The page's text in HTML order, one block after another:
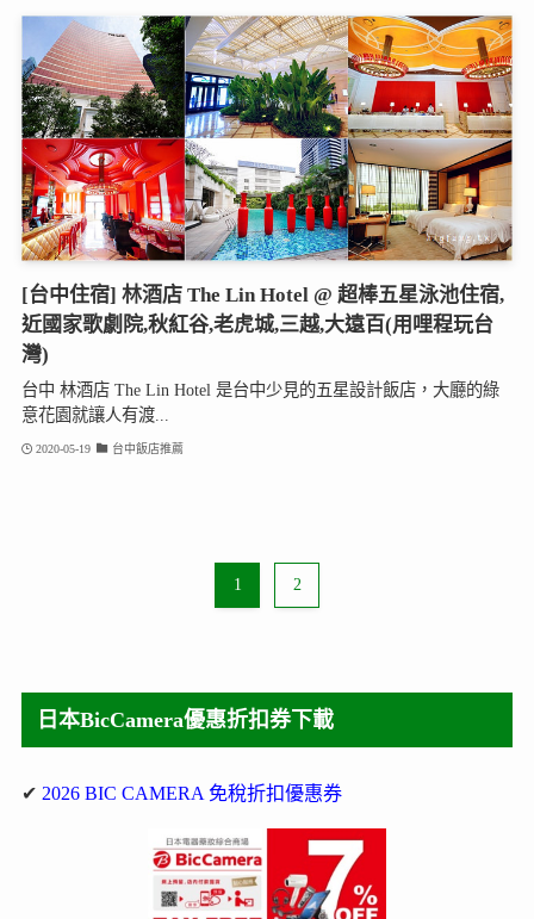
[台中住宿] 林酒店 The Lin Hotel @ 超棒五星泳池住宿,
近國家歌劇院,秋紅谷,老虎城,三越,大遠百(用哩程玩台
灣)
台中 林酒店 The Lin Hotel 是台中少見的五星設計飯店，大廳的綠
意花園就讓人有渡...
2020-05-19 台中飯店推薦
1 2
日本BicCamera優惠折扣券下載
✔ 2026 BIC CAMERA 免稅折扣優惠券